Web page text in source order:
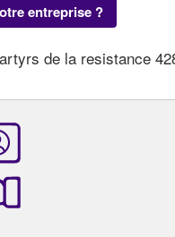
entreprise ?
de la resistance